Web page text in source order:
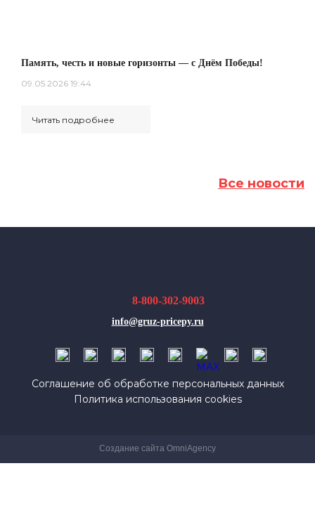
Память, честь и новые горизонты — с Днём Победы!
09.05.2026 19:44
Читать подробнее
Все новости
8-800-302-9003
info@gruz-pricepy.ru
Соглашение об обработке персональных данных
Политика использования cookies
Создание сайта OmniAgency